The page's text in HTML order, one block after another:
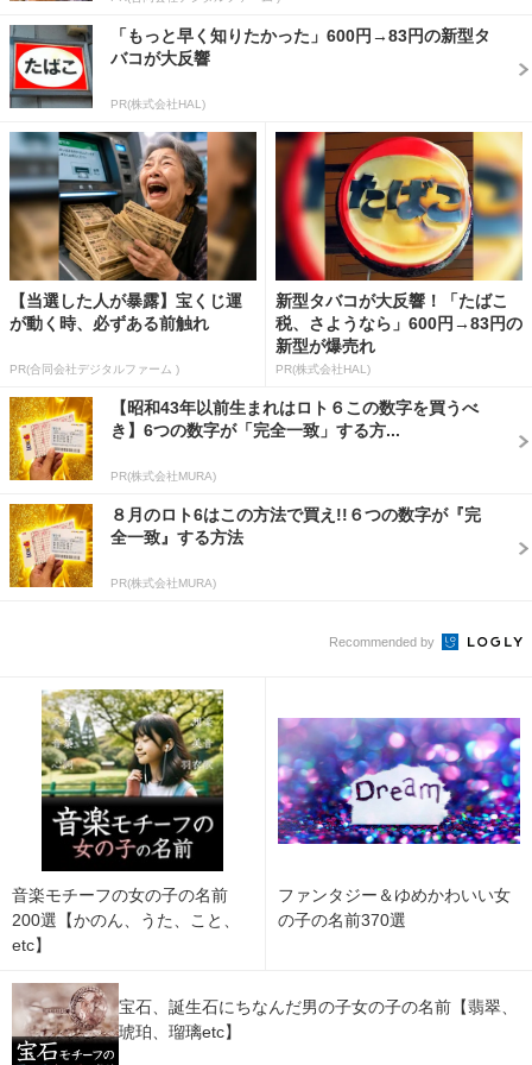
「もっと早く知りたかった」600円→83円の新型タ
バコが大反響
PR(株式会社HAL)
【当選した人が暴露】宝くじ運
が動く時、必ずある前触れ
PR(合同会社デジタルファーム )
新型タバコが大反響！「たばこ
税、さようなら」600円→83円の
新型が爆売れ
PR(株式会社HAL)
【昭和43年以前生まれはロト６この数字を買うべ
き】6つの数字が「完全一致」する方...
PR(株式会社MURA)
８月のロト6はこの方法で買え!!６つの数字が『完
全一致』する方法
PR(株式会社MURA)
Recommended by
音楽モチーフの女の子の名前
200選【かのん、うた、こと、
etc】
ファンタジー＆ゆめかわいい女
の子の名前370選
宝石、誕生石にちなんだ男の子女の子の名前【翡翠、
琥珀、瑠璃etc】